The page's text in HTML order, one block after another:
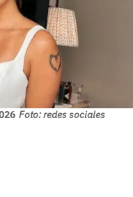
Foto: redes sociales